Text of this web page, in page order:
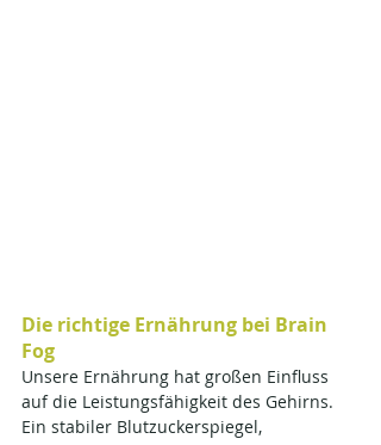
Die richtige Ernährung bei Brain
Fog
Unsere Ernährung hat großen Einfluss
auf die Leistungsfähigkeit des Gehirns.
Ein stabiler Blutzuckerspiegel,